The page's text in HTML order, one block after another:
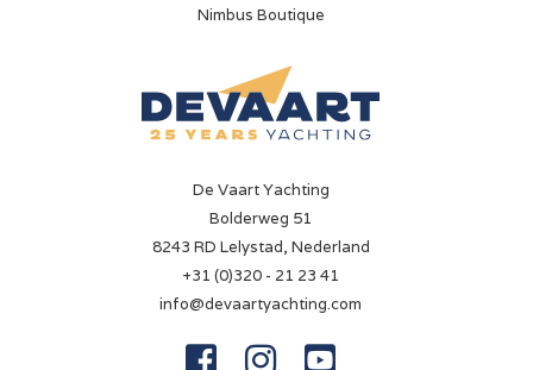
Nimbus Boutique
De Vaart Yachting
Bolderweg 51
8243 RD Lelystad, Nederland
+31 (0)320 - 21 23 41
info@devaartyachting.com
  